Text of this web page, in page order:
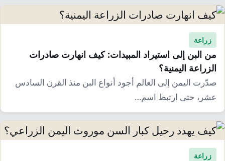
زراعة
من البن إلى استيراد المبيدات: كيف انهارت صادرات
الزراعة اليمنية؟
صدّرت اليمن إلى العالم أجود أنواع البن منذ القرن السادس
عشر، حتى ارتبط اسم…
زراعة